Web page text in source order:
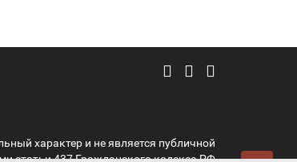
характер и не является публичной
статьи 437 Гражданского кодекса РФ